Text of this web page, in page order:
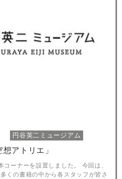
円谷英二ミュージアム
アトリエ」
コーナーを設置しました。 今回は、
くの書籍の中から各スタッフが皆さ